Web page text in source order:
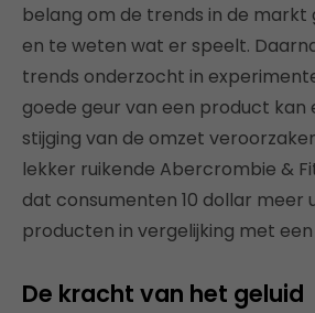
belang om de trends in de markt
en te weten wat er speelt.
trends onderzocht in
goede geur van een product kan
stijging van de omzet
lekker ruikende Abercrombie &
dat consumenten 10 dollar meer
producten in vergelijking met
De kracht van het geluid